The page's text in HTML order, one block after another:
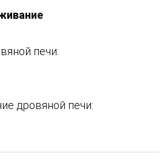
печи:
дровяной печи: